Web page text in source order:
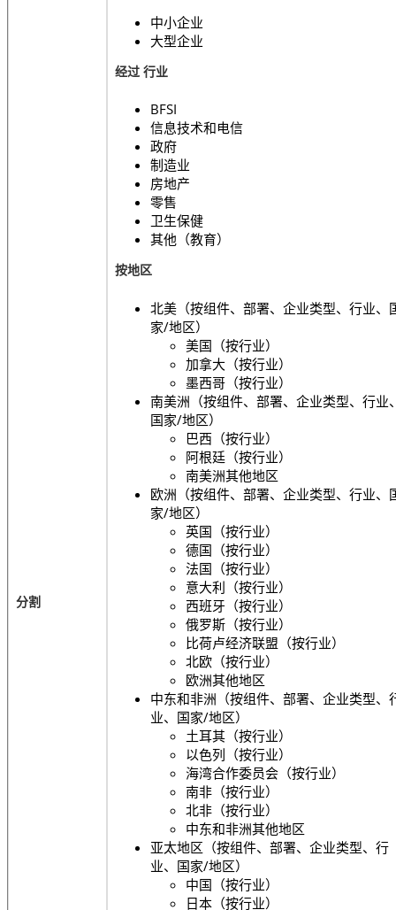
分割
中小企业
大型企业
经过 行业
BFSI
信息技术和电信
政府
制造业
房地产
零售
卫生保健
其他（教育）
按地区
北美（按组件、部署、企业类型、行业、
家/地区）
美国（按行业）
加拿大（按行业）
墨西哥（按行业）
南美洲（按组件、部署、企业类型、行业
国家/地区）
巴西（按行业）
阿根廷（按行业）
南美洲其他地区
欧洲（按组件、部署、企业类型、行业、
家/地区）
英国（按行业）
德国（按行业）
法国（按行业）
意大利（按行业）
西班牙（按行业）
俄罗斯（按行业）
比荷卢经济联盟（按行业）
北欧（按行业）
欧洲其他地区
中东和非洲（按组件、部署、企业类型、
业、国家/地区）
土耳其（按行业）
以色列（按行业）
海湾合作委员会（按行业）
南非（按行业）
北非（按行业）
中东和非洲其他地区
亚太地区（按组件、部署、企业类型、行
业、国家/地区）
中国（按行业）
日本（按行业）